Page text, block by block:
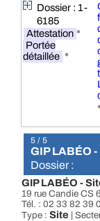
Dossier : 1-
6185
Attestation *
Portée
détaillée *
5 / 5
GIP LABÉO -
Dossier :
GIP LABÉO -
19 rue Candie CS
Tél. : 02 33 82 39
Type : Site |